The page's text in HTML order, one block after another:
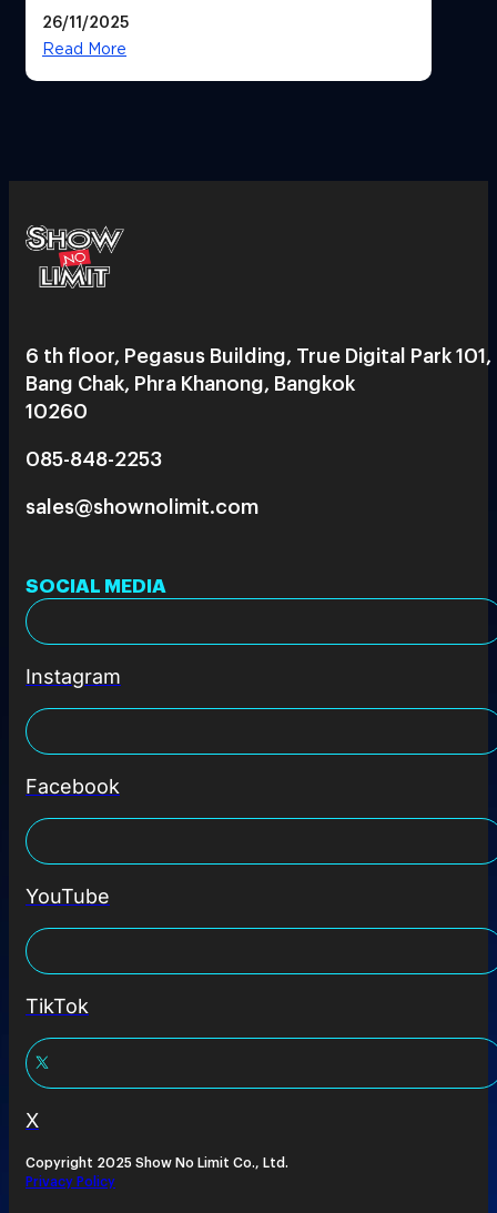
26/11/2025
Read More
6 th floor, Pegasus Building, True Digital Park 101,
Bang Chak, Phra Khanong, Bangkok
10260
085-848-2253
sales@shownolimit.com
SOCIAL MEDIA
Instagram
Facebook
YouTube
TikTok
X
Copyright 2025 Show No Limit Co., Ltd.
Privacy Policy